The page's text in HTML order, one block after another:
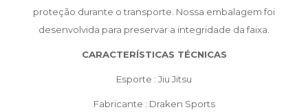
proteção durante o transporte. Nossa embalagem foi
desenvolvida para preservar a integridade da faixa.
CARACTERÍSTICAS TÉCNICAS
Esporte : Jiu Jitsu
Fabricante : Draken Sports